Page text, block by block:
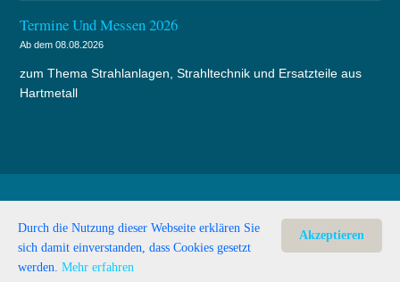
Termine Und Messen 2026
Ab dem 08.08.2026
zum Thema Strahlanlagen, Strahltechnik und Ersatzteile aus
Hartmetall
Wolff
Strahlanlagen R.Wolff
Akzeptieren
Durch die Nutzung dieser Webseite erklären Sie
sich damit einverstanden, dass Cookies gesetzt
werden. Mehr erfahren